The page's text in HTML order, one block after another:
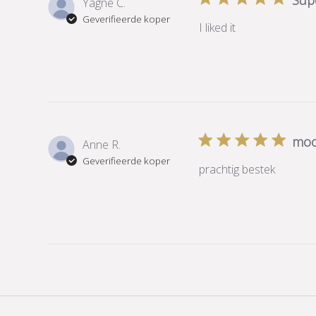
Geverifieerde koper
I liked it
Anne R.
Geverifieerde koper
prachtig bestek